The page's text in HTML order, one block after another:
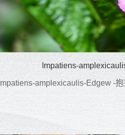
Impatiens-
Impatiens-amplexicaulis-Edgew -